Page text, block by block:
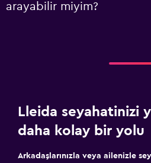
arayabilir miyim?
Lleida seyahatinizi
daha kolay bir yolu
Arkadaşlarınızla veya ailenizle